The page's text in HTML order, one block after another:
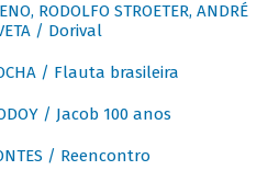
RODOLFO STROETER, ANDRÉ
/ Dorival
/ Flauta brasileira
/ Jacob 100 anos
/ Reencontro